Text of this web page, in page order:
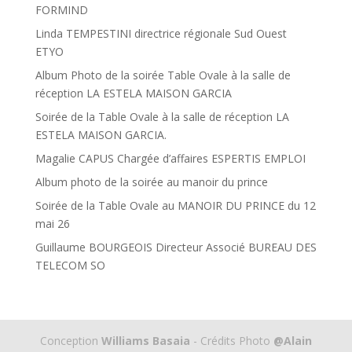
FORMIND
Linda TEMPESTINI directrice régionale Sud Ouest
ETYO
Album Photo de la soirée Table Ovale à la salle de
réception LA ESTELA MAISON GARCIA
Soirée de la Table Ovale à la salle de réception LA
ESTELA MAISON GARCIA.
Magalie CAPUS Chargée d’affaires ESPERTIS EMPLOI
Album photo de la soirée au manoir du prince
Soirée de la Table Ovale au MANOIR DU PRINCE du 12
mai 26
Guillaume BOURGEOIS Directeur Associé BUREAU DES
TELECOM SO
Conception Williams Basaia - Crédits Photo @Alain